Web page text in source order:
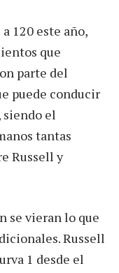
120 este año,
que
parte del
puede conducir
el
tantas
Russell y
se vieran lo que
Russell
1 desde el